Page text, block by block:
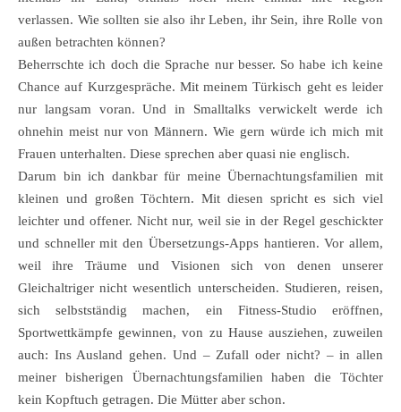
verlassen. Wie sollten sie also ihr Leben, ihr Sein, ihre Rolle von
außen betrachten können?
Beherrschte ich doch die Sprache nur besser. So habe ich keine
Chance auf Kurzgespräche. Mit meinem Türkisch geht es leider
nur langsam voran. Und in Smalltalks verwickelt werde ich
ohnehin meist nur von Männern. Wie gern würde ich mich mit
Frauen unterhalten. Diese sprechen aber quasi nie englisch.
Darum bin ich dankbar für meine Übernachtungsfamilien mit
kleinen und großen Töchtern. Mit diesen spricht es sich viel
leichter und offener. Nicht nur, weil sie in der Regel geschickter
und schneller mit den Übersetzungs-Apps hantieren. Vor allem,
weil ihre Träume und Visionen sich von denen unserer
Gleichaltriger nicht wesentlich unterscheiden. Studieren, reisen,
sich selbstständig machen, ein Fitness-Studio eröffnen,
Sportwettkämpfe gewinnen, von zu Hause ausziehen, zuweilen
auch: Ins Ausland gehen. Und – Zufall oder nicht? – in allen
meiner bisherigen Übernachtungsfamilien haben die Töchter
kein Kopftuch getragen. Die Mütter aber schon.